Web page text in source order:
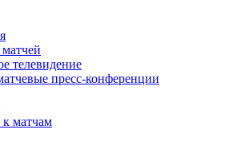
телевидение
пресс-конференции
матчам